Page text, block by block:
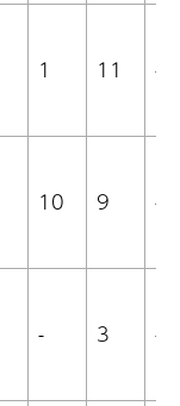
1 11 -
10 9 -
- 3 -